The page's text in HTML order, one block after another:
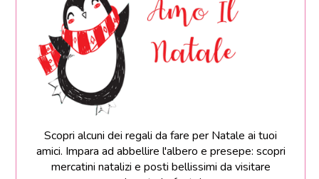
Scopri alcuni dei regali da fare per Natale ai tuoi
amici. Impara ad abbellire l'albero e presepe: scopri
mercatini natalizi e posti bellissimi da visitare